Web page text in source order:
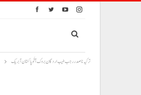
ترکیہ نا صدر رجب طیب اردگان بروک آ تُو پاکستان آ بریک